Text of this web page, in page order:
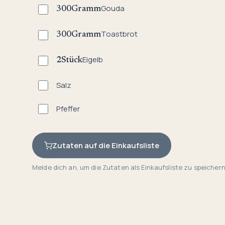
300GrammGouda
300GrammToastbrot
2StückEigelb
Salz
Pfeffer
Zutaten auf die Einkaufsliste
Melde dich an, um die Zutaten als Einkaufsliste zu